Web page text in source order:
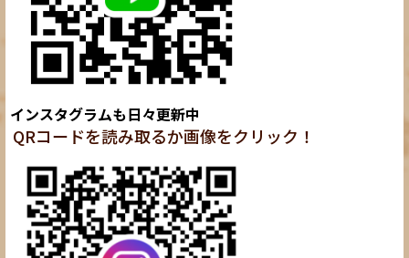
インスタグラムも日々更新中
QRコードを読み取るか画像をクリック！